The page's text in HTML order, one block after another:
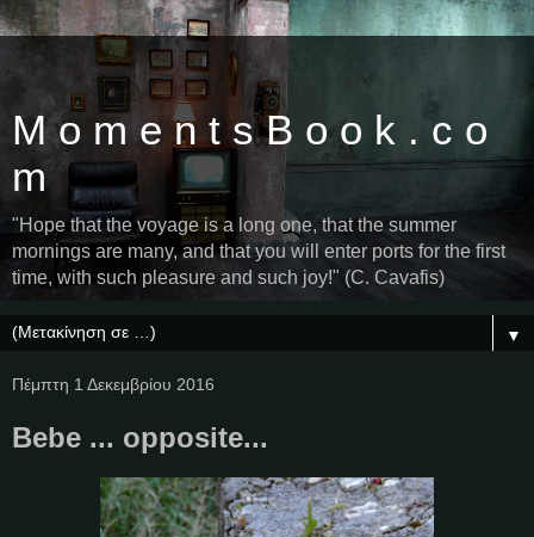
M o m e n t s B o o k . c o
m
"Hope that the voyage is a long one, that the summer
mornings are many, and that you will enter ports for the first
time, with such pleasure and such joy!" (C. Cavafis)
▼
Πέμπτη 1 Δεκεμβρίου 2016
Bebe ... opposite...